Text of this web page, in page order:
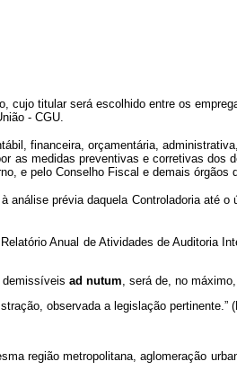
cujo titular será escolhido entre os
- CGU.
financeira, orçamentária,
as medidas preventivas e corretivas
e pelo Conselho Fiscal e demais órgãos
prévia daquela Controladoria até
Anual de Atividades de Auditoria
demissíveis ad nutum , será de, no
observada a legislação pertinente.”
região metropolitana, aglomeração